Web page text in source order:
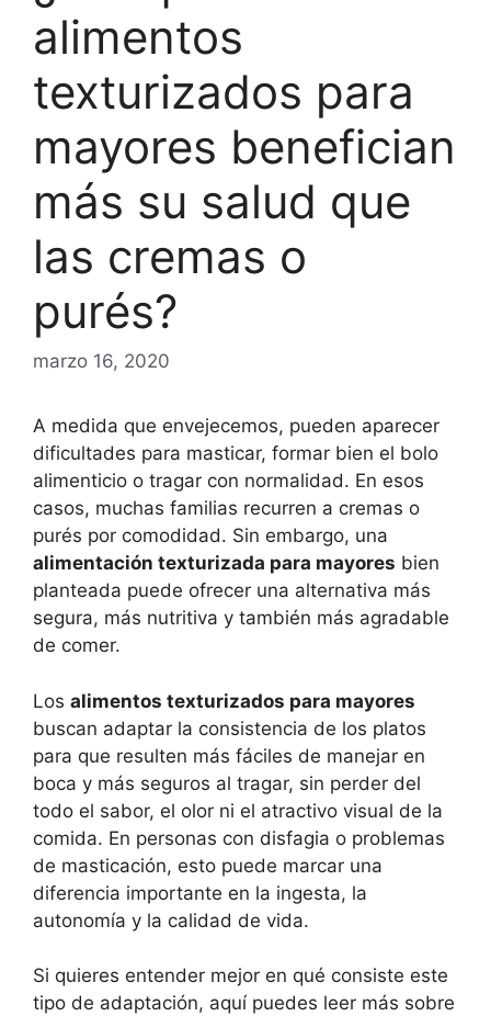
alimentos
texturizados para
mayores benefician
más su salud que
las cremas o
purés?
marzo 16, 2020
A medida que envejecemos, pueden aparecer
dificultades para masticar, formar bien el bolo
alimenticio o tragar con normalidad. En esos
casos, muchas familias recurren a cremas o
purés por comodidad. Sin embargo, una
alimentación texturizada para mayores bien
planteada puede ofrecer una alternativa más
segura, más nutritiva y también más agradable
de comer.
Los alimentos texturizados para mayores
buscan adaptar la consistencia de los platos
para que resulten más fáciles de manejar en
boca y más seguros al tragar, sin perder del
todo el sabor, el olor ni el atractivo visual de la
comida. En personas con disfagia o problemas
de masticación, esto puede marcar una
diferencia importante en la ingesta, la
autonomía y la calidad de vida.
Si quieres entender mejor en qué consiste este
tipo de adaptación, aquí puedes leer más sobre